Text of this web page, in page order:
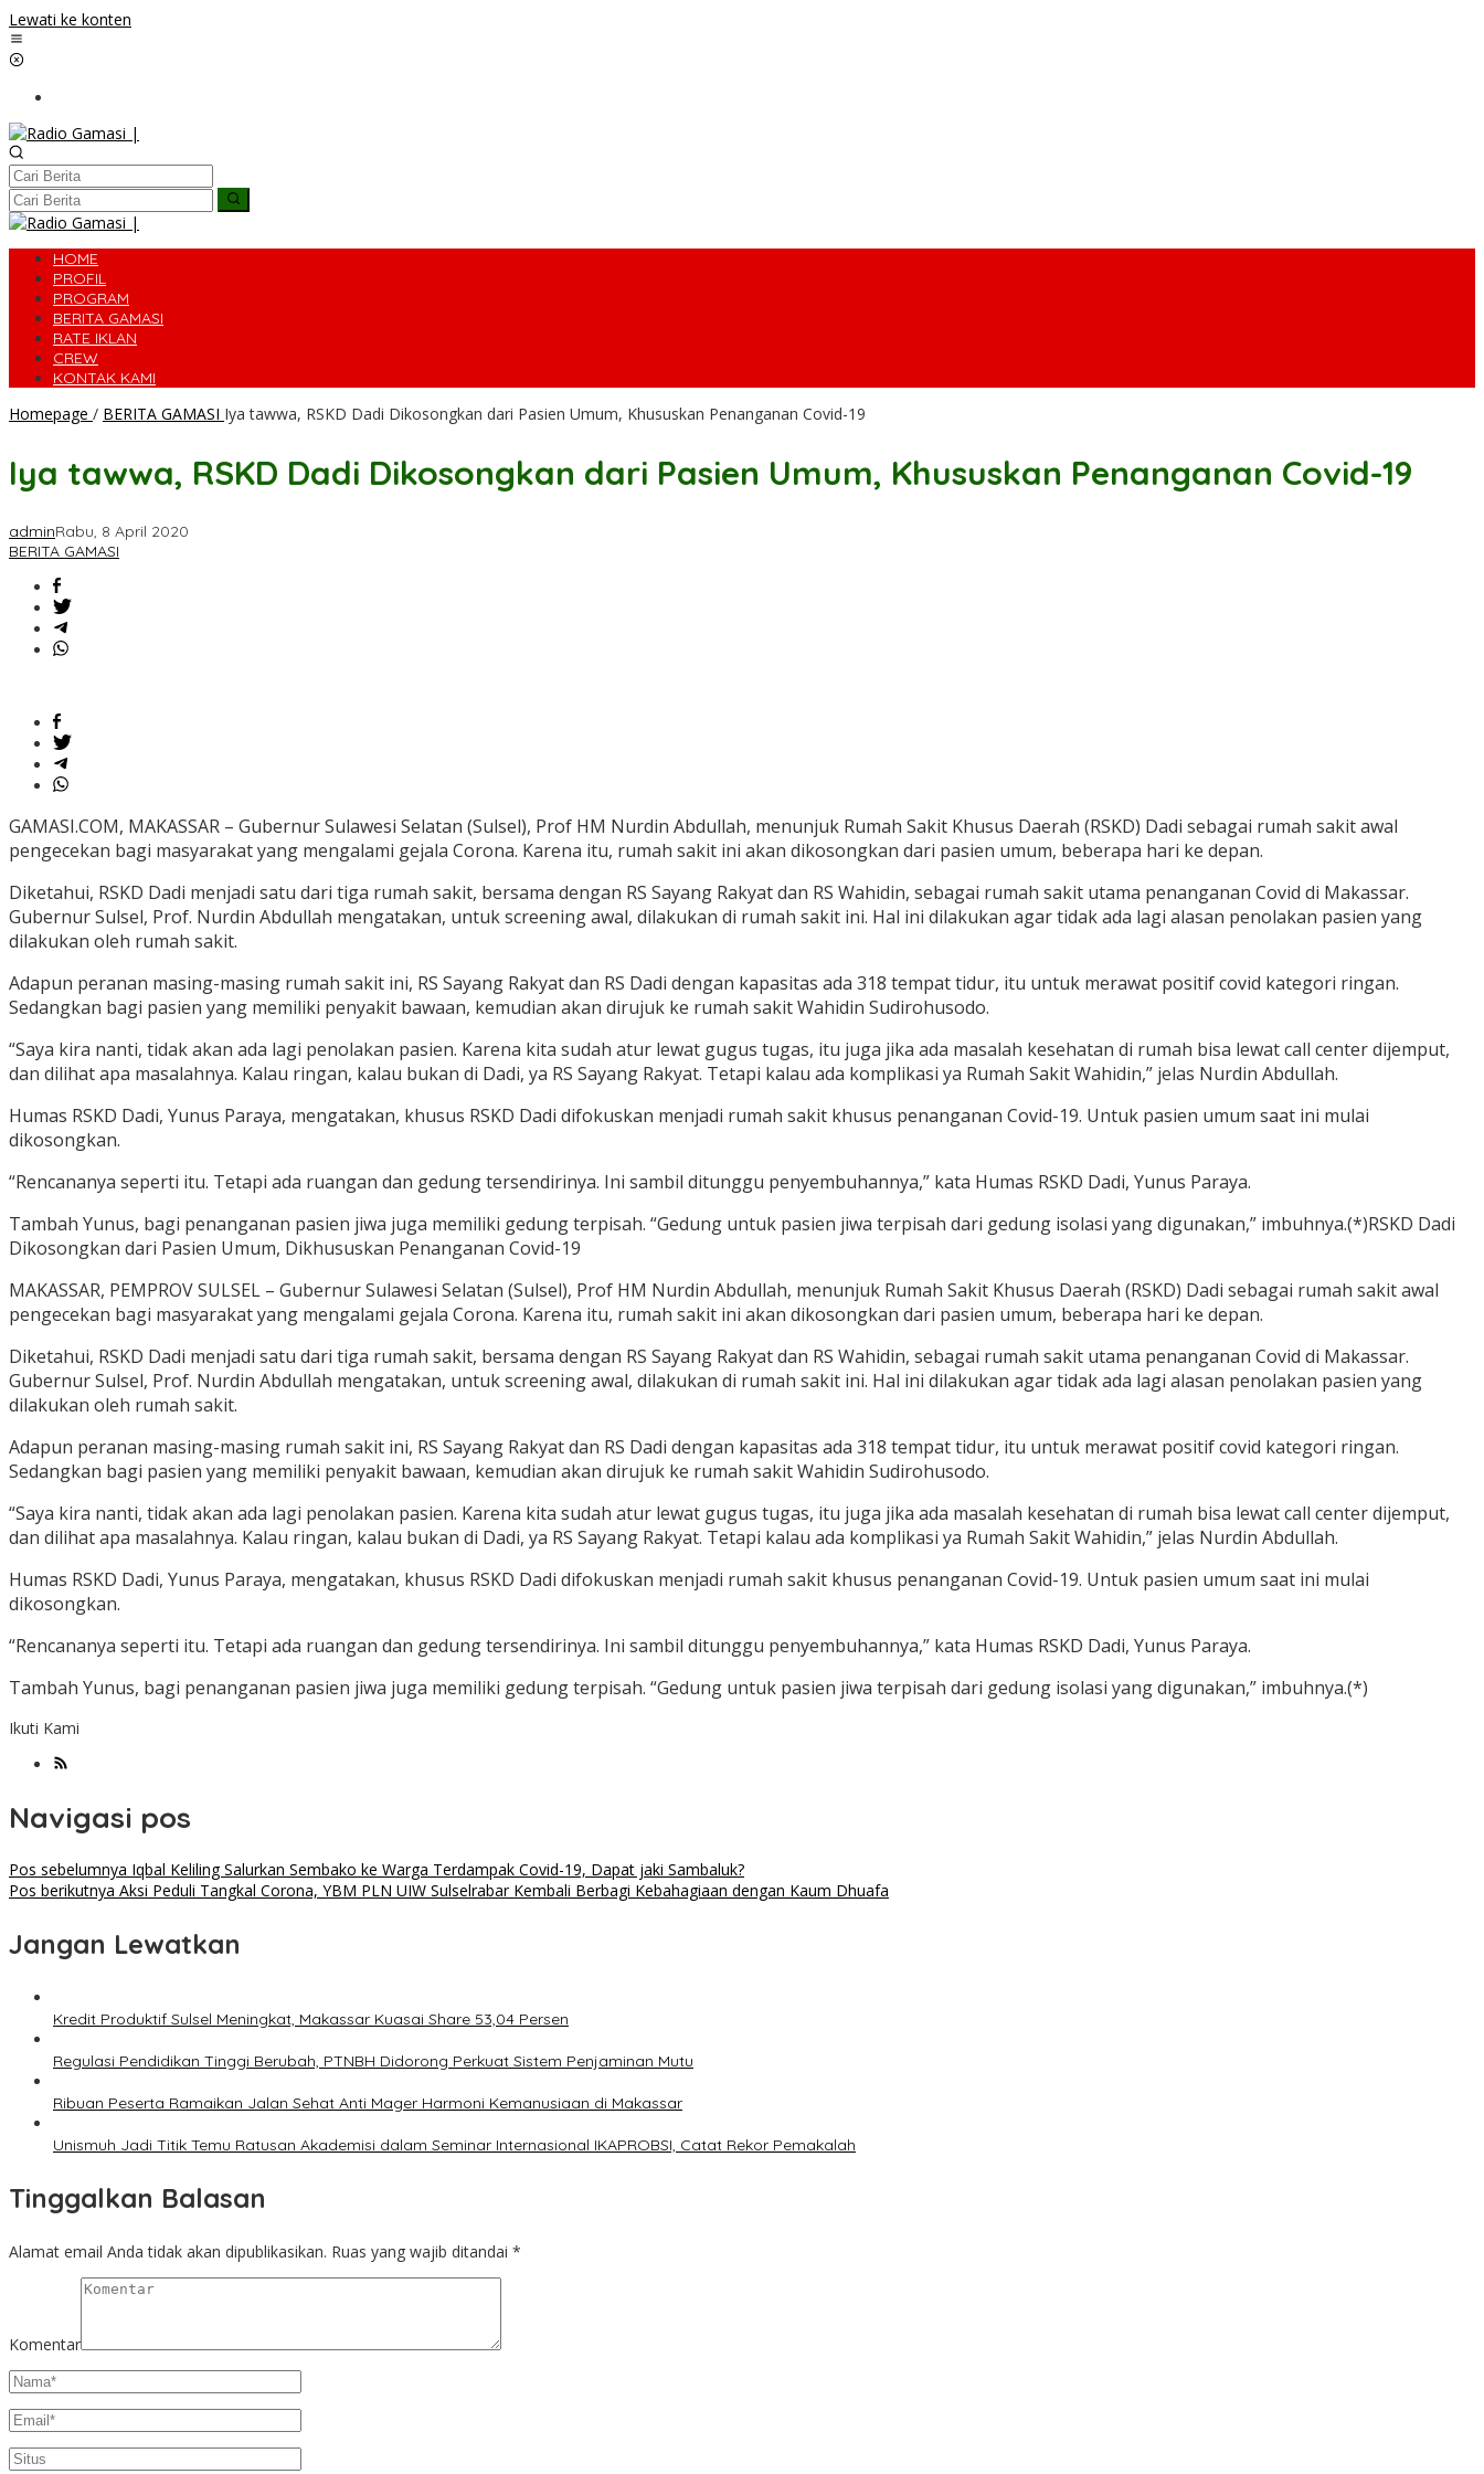
Lewati ke konten
HOME
PROFIL
PROGRAM
BERITA GAMASI
RATE IKLAN
CREW
KONTAK KAMI
Homepage / BERITA GAMASI Iya tawwa, RSKD Dadi Dikosongkan dari Pasien Umum, Khususkan Penanganan Covid-19
Iya tawwa, RSKD Dadi Dikosongkan dari Pasien Umum, Khususkan Penanganan Covid-19
adminRabu, 8 April 2020
BERITA GAMASI
GAMASI.COM, MAKASSAR – Gubernur Sulawesi Selatan (Sulsel), Prof HM Nurdin Abdullah, menunjuk Rumah Sakit Khusus Daerah (RSKD) Dadi sebagai rumah sakit awal
pengecekan bagi masyarakat yang mengalami gejala Corona. Karena itu, rumah sakit ini akan dikosongkan dari pasien umum, beberapa hari ke depan.
Diketahui, RSKD Dadi menjadi satu dari tiga rumah sakit, bersama dengan RS Sayang Rakyat dan RS Wahidin, sebagai rumah sakit utama penanganan Covid di Makassar.
Gubernur Sulsel, Prof. Nurdin Abdullah mengatakan, untuk screening awal, dilakukan di rumah sakit ini. Hal ini dilakukan agar tidak ada lagi alasan penolakan pasien yang
dilakukan oleh rumah sakit.
Adapun peranan masing-masing rumah sakit ini, RS Sayang Rakyat dan RS Dadi dengan kapasitas ada 318 tempat tidur, itu untuk merawat positif covid kategori ringan.
Sedangkan bagi pasien yang memiliki penyakit bawaan, kemudian akan dirujuk ke rumah sakit Wahidin Sudirohusodo.
“Saya kira nanti, tidak akan ada lagi penolakan pasien. Karena kita sudah atur lewat gugus tugas, itu juga jika ada masalah kesehatan di rumah bisa lewat call center dijemput,
dan dilihat apa masalahnya. Kalau ringan, kalau bukan di Dadi, ya RS Sayang Rakyat. Tetapi kalau ada komplikasi ya Rumah Sakit Wahidin,” jelas Nurdin Abdullah.
Humas RSKD Dadi, Yunus Paraya, mengatakan, khusus RSKD Dadi difokuskan menjadi rumah sakit khusus penanganan Covid-19. Untuk pasien umum saat ini mulai
dikosongkan.
“Rencananya seperti itu. Tetapi ada ruangan dan gedung tersendirinya. Ini sambil ditunggu penyembuhannya,” kata Humas RSKD Dadi, Yunus Paraya.
Tambah Yunus, bagi penanganan pasien jiwa juga memiliki gedung terpisah. “Gedung untuk pasien jiwa terpisah dari gedung isolasi yang digunakan,” imbuhnya.(*)RSKD Dadi
Dikosongkan dari Pasien Umum, Dikhususkan Penanganan Covid-19
MAKASSAR, PEMPROV SULSEL – Gubernur Sulawesi Selatan (Sulsel), Prof HM Nurdin Abdullah, menunjuk Rumah Sakit Khusus Daerah (RSKD) Dadi sebagai rumah sakit awal
pengecekan bagi masyarakat yang mengalami gejala Corona. Karena itu, rumah sakit ini akan dikosongkan dari pasien umum, beberapa hari ke depan.
Diketahui, RSKD Dadi menjadi satu dari tiga rumah sakit, bersama dengan RS Sayang Rakyat dan RS Wahidin, sebagai rumah sakit utama penanganan Covid di Makassar.
Gubernur Sulsel, Prof. Nurdin Abdullah mengatakan, untuk screening awal, dilakukan di rumah sakit ini. Hal ini dilakukan agar tidak ada lagi alasan penolakan pasien yang
dilakukan oleh rumah sakit.
Adapun peranan masing-masing rumah sakit ini, RS Sayang Rakyat dan RS Dadi dengan kapasitas ada 318 tempat tidur, itu untuk merawat positif covid kategori ringan.
Sedangkan bagi pasien yang memiliki penyakit bawaan, kemudian akan dirujuk ke rumah sakit Wahidin Sudirohusodo.
“Saya kira nanti, tidak akan ada lagi penolakan pasien. Karena kita sudah atur lewat gugus tugas, itu juga jika ada masalah kesehatan di rumah bisa lewat call center dijemput,
dan dilihat apa masalahnya. Kalau ringan, kalau bukan di Dadi, ya RS Sayang Rakyat. Tetapi kalau ada komplikasi ya Rumah Sakit Wahidin,” jelas Nurdin Abdullah.
Humas RSKD Dadi, Yunus Paraya, mengatakan, khusus RSKD Dadi difokuskan menjadi rumah sakit khusus penanganan Covid-19. Untuk pasien umum saat ini mulai
dikosongkan.
“Rencananya seperti itu. Tetapi ada ruangan dan gedung tersendirinya. Ini sambil ditunggu penyembuhannya,” kata Humas RSKD Dadi, Yunus Paraya.
Tambah Yunus, bagi penanganan pasien jiwa juga memiliki gedung terpisah. “Gedung untuk pasien jiwa terpisah dari gedung isolasi yang digunakan,” imbuhnya.(*)
Ikuti Kami
Navigasi pos
Pos sebelumnya Iqbal Keliling Salurkan Sembako ke Warga Terdampak Covid-19, Dapat jaki Sambaluk?
Pos berikutnya Aksi Peduli Tangkal Corona, YBM PLN UIW Sulselrabar Kembali Berbagi Kebahagiaan dengan Kaum Dhuafa
Jangan Lewatkan
Kredit Produktif Sulsel Meningkat, Makassar Kuasai Share 53,04 Persen
Regulasi Pendidikan Tinggi Berubah, PTNBH Didorong Perkuat Sistem Penjaminan Mutu
Ribuan Peserta Ramaikan Jalan Sehat Anti Mager Harmoni Kemanusiaan di Makassar
Unismuh Jadi Titik Temu Ratusan Akademisi dalam Seminar Internasional IKAPROBSI, Catat Rekor Pemakalah
Tinggalkan Balasan
Alamat email Anda tidak akan dipublikasikan. Ruas yang wajib ditandai *
Komentar